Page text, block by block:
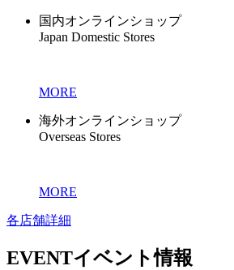
国内オンラインショップ
Japan Domestic Stores
MORE
海外オンラインショップ
Overseas Stores
MORE
各店舗詳細
EVENTイベント情報